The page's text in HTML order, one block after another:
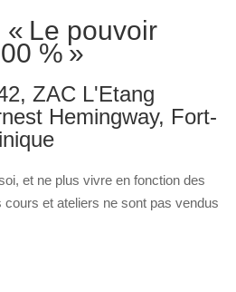
Le pouvoir
% »
ZAC L'Etang
Hemingway, Fort-
et ne plus vivre en fonction des
et ateliers ne sont pas vendus